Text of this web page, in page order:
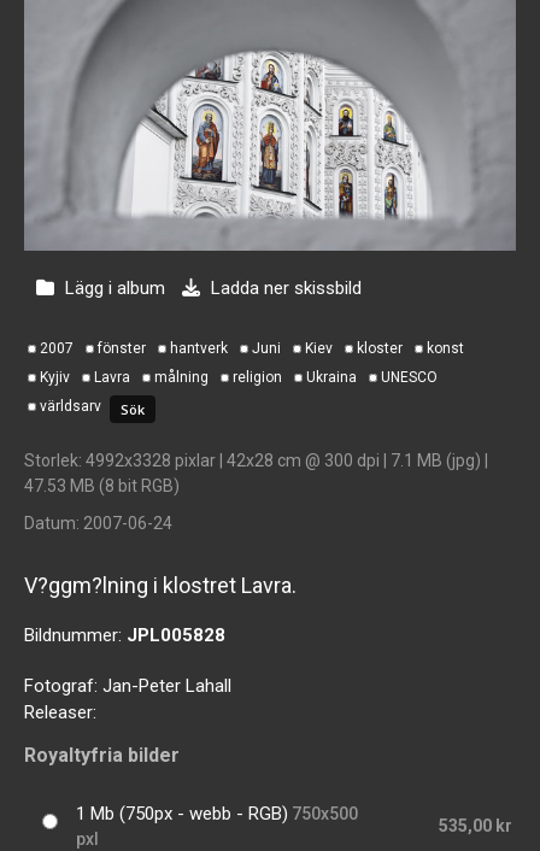
Lägg i album Ladda ner skissbild
2007 fönster hantverk Juni Kiev kloster
konst
Kyjiv
Lavra målning religion Ukraina
UNESCO
världsarv
Storlek: 4992x3328 pixlar | 42x28 cm @ 300 dpi | 7.1 MB (jpg) |
47.53 MB (8 bit RGB)
Datum: 2007-06-24
V?ggm?lning i klostret Lavra.
Bildnummer: JPL005828
Fotograf: Jan-Peter Lahall
Releaser:
Royaltyfria bilder
1 Mb (750px - webb - RGB) 750x500
pxl
535,00 kr